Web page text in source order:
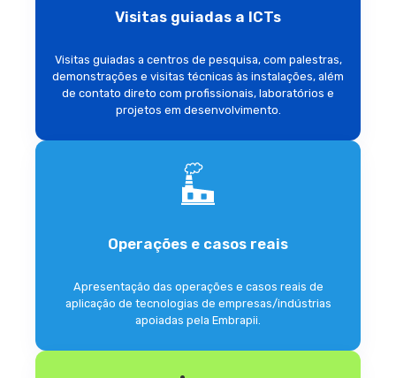
Visitas guiadas a ICTs
Visitas guiadas a centros de pesquisa, com palestras,
demonstrações e visitas técnicas às instalações, além
de contato direto com profissionais, laboratórios e
projetos em desenvolvimento.
Operações e casos reais
Apresentação das operações e casos reais de
aplicação de tecnologias de empresas/indústrias
apoiadas pela Embrapii.